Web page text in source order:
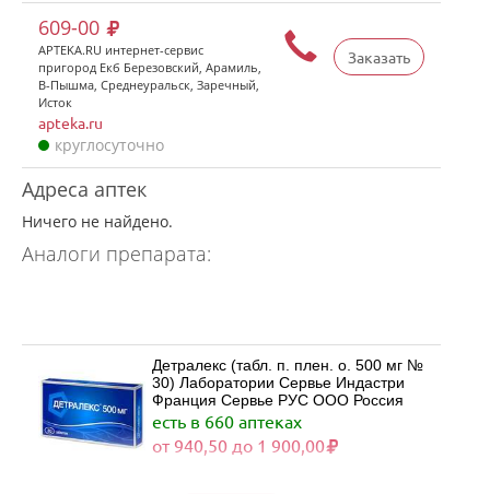
Заказать
609-00
APTEKA.RU интернет-сервис
пригород Екб Березовский, Арамиль,
В-Пышма, Среднеуральск, Заречный,
Исток
apteka.ru
круглосуточно
Адреса аптек
Ничего не найдено.
Аналоги препарата:
Детралекс (табл. п. плен. о. 500 мг №
30) Лаборатории Сервье Индастри
Франция Сервье РУС ООО Россия
есть в 660 аптеках
от 940,50 до 1 900,00